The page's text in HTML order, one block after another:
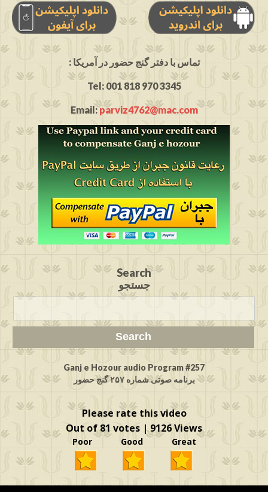
: تماس با دفتر گنج حضور در آمریکا
Tel: 001 818 970 3345
Email:parviz4762@mac.com
Search
جستجو
Ganj e Hozour audio Program #257
برنامه صوتی شماره ۲۵۷ گنج حضور
Please rate this video
Out of 81 votes | 9126 Views
Poor Good Great